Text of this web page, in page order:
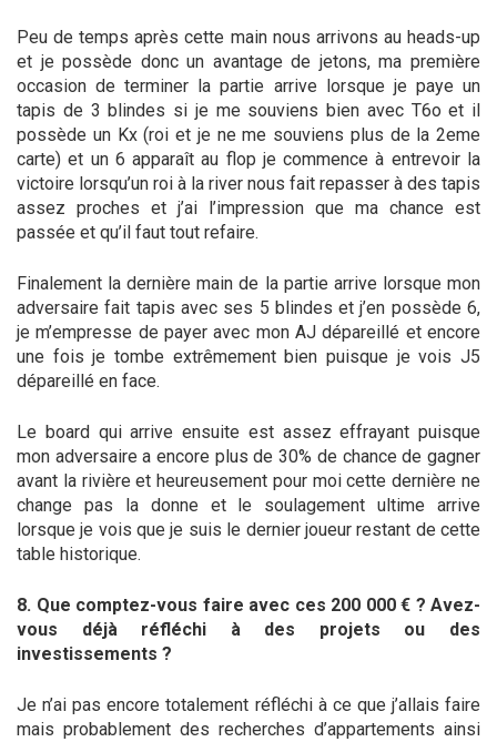
Peu de temps après cette main nous arrivons au heads-up
et je possède donc un avantage de jetons, ma première
occasion de terminer la partie arrive lorsque je paye un
tapis de 3 blindes si je me souviens bien avec T6o et il
possède un Kx (roi et je ne me souviens plus de la 2eme
carte) et un 6 apparaît au flop je commence à entrevoir la
victoire lorsqu’un roi à la river nous fait repasser à des tapis
assez proches et j’ai l’impression que ma chance est
passée et qu’il faut tout refaire.
Finalement la dernière main de la partie arrive lorsque mon
adversaire fait tapis avec ses 5 blindes et j’en possède 6,
je m’empresse de payer avec mon AJ dépareillé et encore
une fois je tombe extrêmement bien puisque je vois J5
dépareillé en face.
Le board qui arrive ensuite est assez effrayant puisque
mon adversaire a encore plus de 30% de chance de gagner
avant la rivière et heureusement pour moi cette dernière ne
change pas la donne et le soulagement ultime arrive
lorsque je vois que je suis le dernier joueur restant de cette
table historique.
8. Que comptez-vous faire avec ces 200 000 € ? Avez-
vous déjà réfléchi à des projets ou des
investissements ?
Je n’ai pas encore totalement réfléchi à ce que j’allais faire
mais probablement des recherches d’appartements ainsi